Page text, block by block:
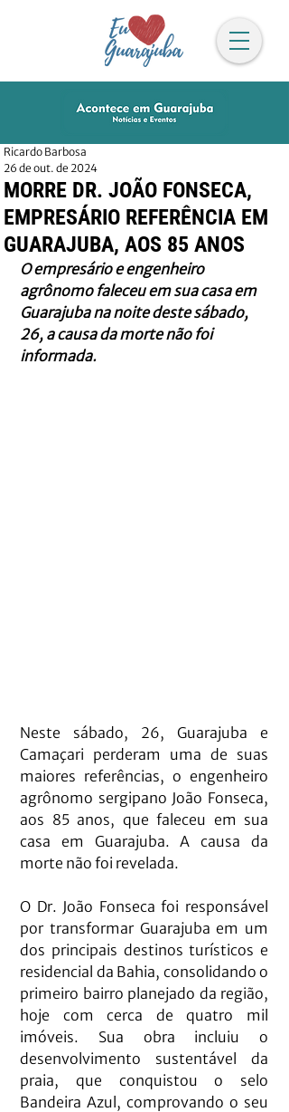
MORRE DR. JOÃO FONSECA,
EMPRESÁRIO REFERÊNCIA EM
GUARAJUBA, AOS 85 ANOS
Ricardo Barbosa
26 de out. de 2024
O empresário e engenheiro
agrônomo faleceu em sua casa em
Guarajuba na noite deste sábado,
26, a causa da morte não foi
informada.
Neste sábado, 26, Guarajuba e
Camaçari perderam uma de suas
maiores referências, o engenheiro
agrônomo sergipano João Fonseca,
aos 85 anos, que faleceu em sua
casa em Guarajuba. A causa da
morte não foi revelada.
O Dr. João Fonseca foi responsável
por transformar Guarajuba em um
dos principais destinos turísticos e
residencial da Bahia, consolidando o
primeiro bairro planejado da região,
hoje com cerca de quatro mil
imóveis. Sua obra incluiu o
desenvolvimento sustentável da
praia, que conquistou o selo
Bandeira Azul, comprovando o seu